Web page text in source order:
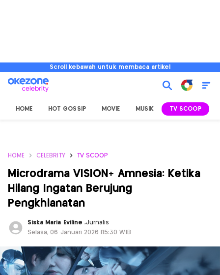
Scroll kebawah untuk membaca artikel
HOME HOT GOSSIP MOVIE MUSIK TV SCOOP
HOME CELEBRITY TV SCOOP
Microdrama VISION+ Amnesia: Ketika
Hilang Ingatan Berujung
Pengkhianatan
Siska Maria Eviline ,Jurnalis
Selasa, 06 Januari 2026 |15:30 WIB